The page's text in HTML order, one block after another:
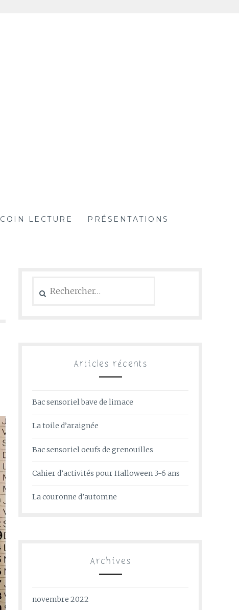
COIN LECTURE
PRÉSENTATIONS
Articles récents
Bac sensoriel bave de limace
La toile d’araignée
Bac sensoriel oeufs de grenouilles
Cahier d’activités pour Halloween 3-6 ans
La couronne d’automne
Archives
novembre 2022